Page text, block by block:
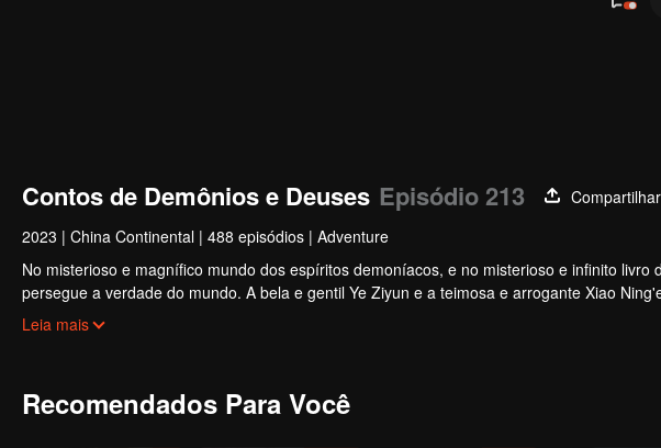
Contos de Demônios e Deuses Episódio 213
Compartilhar
2023 | China Continental | 488 episódios | Adventure
No misterioso e magnífico mundo dos espíritos demoníacos, e no misterioso e infinito
persegue a verdade do mundo. A bela e gentil Ye Ziyun e a teimosa e arrogante Xiao
deusas?
Leia mais
Recomendados Para Você